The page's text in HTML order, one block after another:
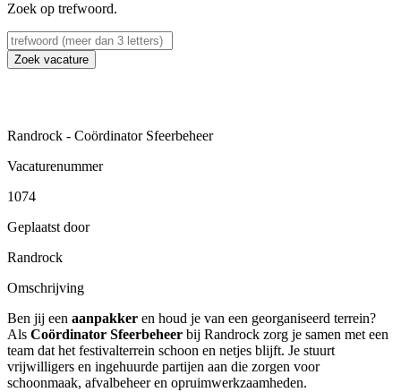
Zoek op trefwoord.
Zoek vacature
Randrock - Coördinator Sfeerbeheer
Vacaturenummer
1074
Geplaatst door
Randrock
Omschrijving
Ben jij een aanpakker en houd je van een georganiseerd terrein?
Als Coördinator Sfeerbeheer bij Randrock zorg je samen met een
team dat het festivalterrein schoon en netjes blijft. Je stuurt
vrijwilligers en ingehuurde partijen aan die zorgen voor
schoonmaak, afvalbeheer en opruimwerkzaamheden.